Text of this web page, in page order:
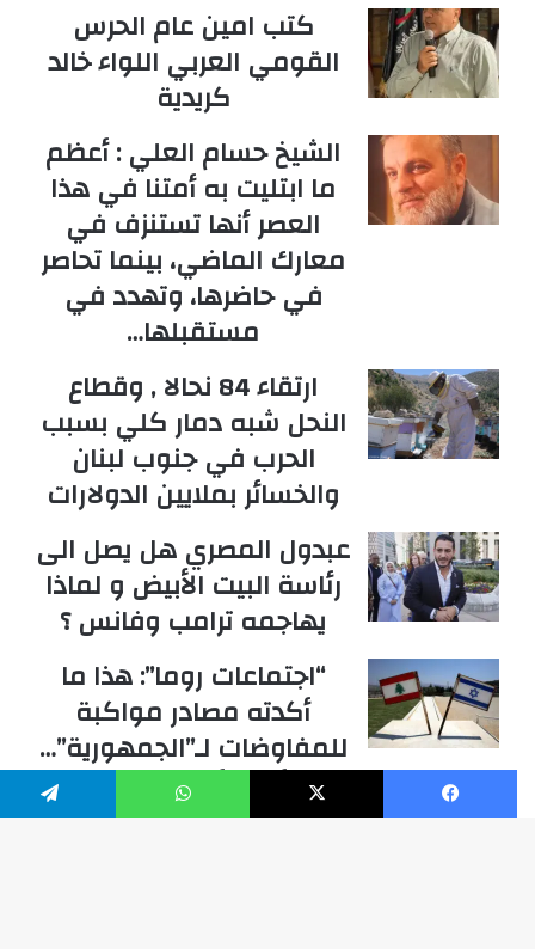
كتب امين عام الحرس
القومي العربي اللواء خالد
كريدية
الشيخ حسام العلي : أعظم
ما ابتليت به أمتنا في هذا
العصر أنها تستنزف في
معارك الماضي، بينما تحاصر
في حاضرها، وتهدد في
مستقبلها…
ارتقاء 84 نحالا , وقطاع
النحل شبه دمار كلي بسبب
الحرب في جنوب لبنان
والخسائر بملايين الدولارات
عبدول المصري هل يصل الى
رئاسة البيت الأبيض و لماذا
يهاجمه ترامب وفانس ؟
“اجتماعات روما”: هذا ما
أكدته مصادر مواكبة
للمفاوضات لـ”الجمهورية”…
أيّ نتائج حاسمة؟
فيسبوك ‫X واتساب تيلقرام